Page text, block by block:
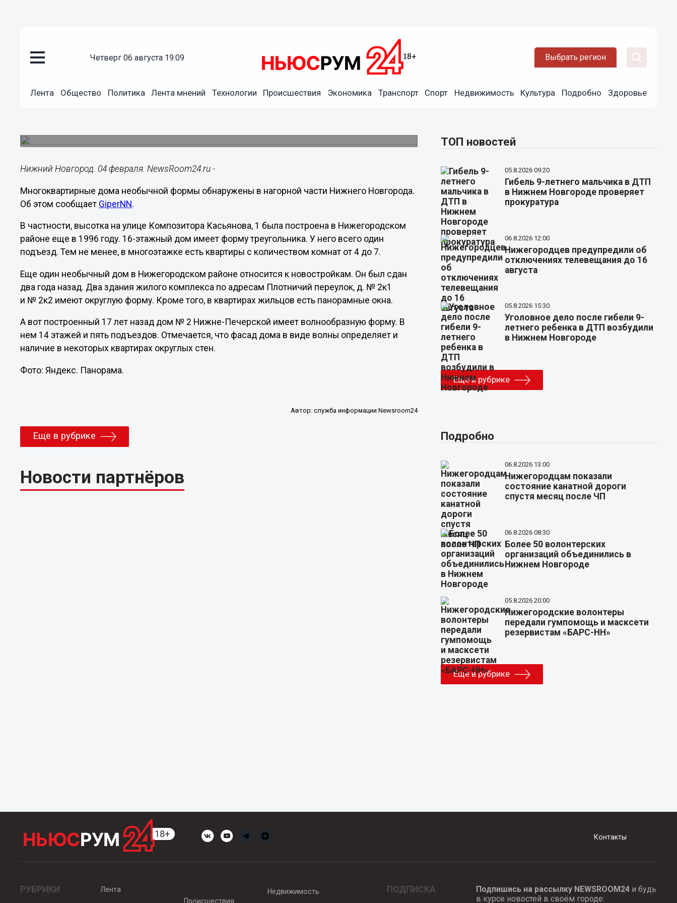
четверг 06 августа 19:09 Выбрать регион
Лента Общество Политика Лента мнений Технологии Происшествия Экономика Транспорт Спорт Недвижимость Культура Подробно Здоровье
Круглые, треугольные многоэтажки и дом-волна найдены в
Нижний Новгород. 04 февраля. NewsRoom24.ru -
Многоквартирные дома необычной формы обнаружены в нагорной части Нижнего Новгорода.
Об этом сообщает GiperNN.
В частности, высотка на улице Композитора Касьянова, 1 была построена в Нижегородском
районе еще в 1996 году. 16-этажный дом имеет форму треугольника. У него всего один
подъезд. Тем не менее, в многоэтажке есть квартиры с количеством комнат от 4 до 7.
Еще один необычный дом в Нижегородском районе относится к новостройкам. Он был сдан
два года назад. Два здания жилого комплекса по адресам Плотничий переулок, д. № 2к1
и № 2к2 имеют округлую форму. Кроме того, в квартирах жильцов есть панорамные окна.
А вот построенный 17 лет назад дом № 2 Нижне-Печерской имеет волнообразную форму. В
нем 14 этажей и пять подъездов. Отмечается, что фасад дома в виде волны определяет и
наличие в некоторых квартирах округлых стен.
Фото: Яндекс. Панорама.
Автор: служба информации Newsroom24
Еще в рубрике
Новости партнёров
ТОП новостей
05.8.2026 09:20
Гибель 9-летнего мальчика в ДТП
в Нижнем Новгороде проверяет
прокуратура
06.8.2026 12:00
Нижегородцев предупредили об
отключениях телевещания до 16
августа
05.8.2026 15:30
Уголовное дело после гибели 9-
летнего ребенка в ДТП возбудили
в Нижнем Новгороде
Еще в рубрике
Подробно
06.8.2026 13:00
Нижегородцам показали
состояние канатной дороги
спустя месяц после ЧП
06.8.2026 08:30
Более 50 волонтерских
организаций объединились в
Нижнем Новгороде
05.8.2026 20:00
Нижегородские волонтеры
передали гумпомощь и масксети
резервистам «БАРС-НН»
Еще в рубрике
Контакты
РУБРИКИ
Лента
Происшествия
Недвижимость ПОДПИСКА Подпишись на рассылку NEWSROOM24и будь
в курсе новостей в своём городе: